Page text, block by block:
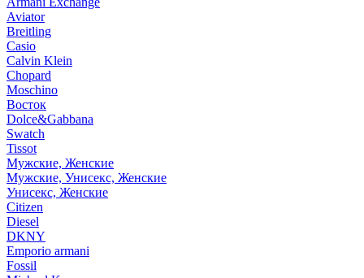
Aviator
Breitling
Casio
Calvin Klein
Chopard
Moschino
Восток
Dolce&Gabbana
Swatch
Tissot
Мужские, Женские
Мужские, Унисекс, Женские
Унисекс, Женские
Citizen
Diesel
DKNY
Emporio armani
Fossil